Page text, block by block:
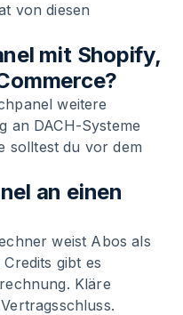
von diesen
mit Shopify,
weitere
an DACH-Systeme
solltest du vor dem
an einen
weist Abos als
gibt es
Kläre